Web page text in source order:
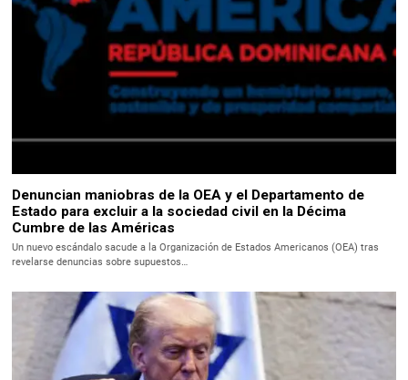
Denuncian maniobras de la OEA y el Departamento de
Estado para excluir a la sociedad civil en la Décima
Cumbre de las Américas
Un nuevo escándalo sacude a la Organización de Estados Americanos (OEA) tras
revelarse denuncias sobre supuestos…